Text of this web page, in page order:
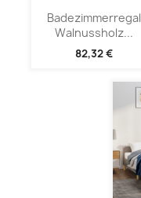
Badezimmerregal
Walnussholz...
82,32 €